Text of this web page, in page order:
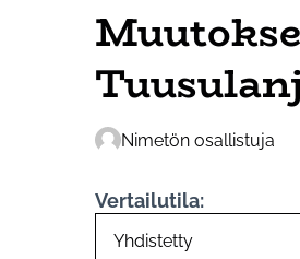
Nimetön osallistuja
Vertailutila: